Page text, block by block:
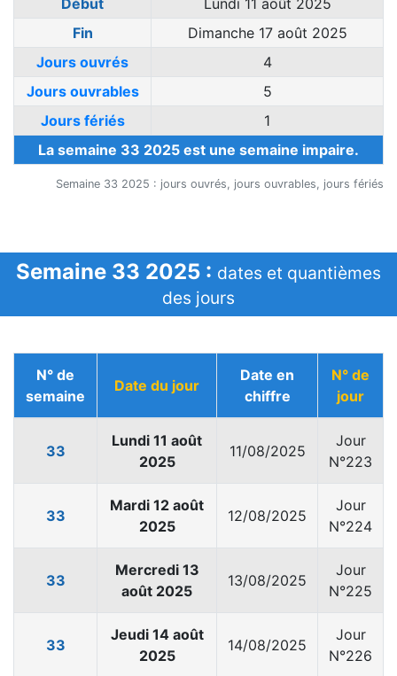
Semaine 33 2025 : jours ouvrés, jours ouvrables, jours fériés
Début
Lundi 11 août 2025
Fin
Dimanche 17 août 2025
Jours ouvrés
4
Jours ouvrables
5
Jours fériés
1
La semaine 33 2025 est une semaine impaire.
Semaine 33 2025 : dates et quantièmes
des jours
N° de
semaine
Date du jour
Date en
chiffre
N° de
jour
33
Lundi 11 août
2025
11/08/2025
Jour
N°223
33
Mardi 12 août
2025
12/08/2025
Jour
N°224
33
Mercredi 13
août 2025
13/08/2025
Jour
N°225
33
Jeudi 14 août
2025
14/08/2025
Jour
N°226